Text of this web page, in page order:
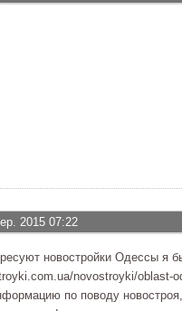
2015 07:22
новостройки Одессы я
novostroyki/oblast-
по поводу